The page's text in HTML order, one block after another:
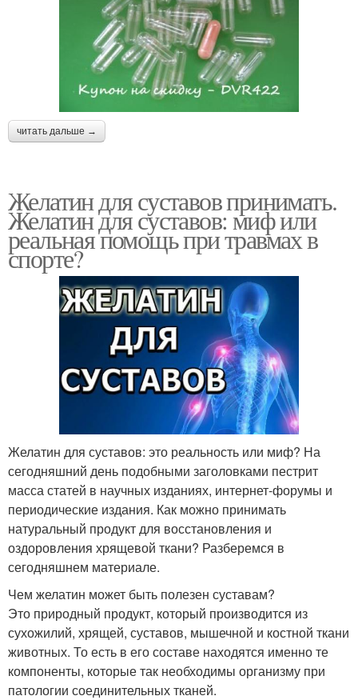
читать дальше →
Желатин для суставов принимать.
Желатин для суставов: миф или
реальная помощь при травмах в
спорте?
Желатин для суставов: это реальность или миф? На
сегодняшний день подобными заголовками пестрит
масса статей в научных изданиях, интернет-форумы и
периодические издания. Как можно принимать
натуральный продукт для восстановления и
оздоровления хрящевой ткани? Разберемся в
сегодняшнем материале.
Чем желатин может быть полезен суставам?
Это природный продукт, который производится из
сухожилий, хрящей, суставов, мышечной и костной ткани
животных. То есть в его составе находятся именно те
компоненты, которые так необходимы организму при
патологии соединительных тканей.